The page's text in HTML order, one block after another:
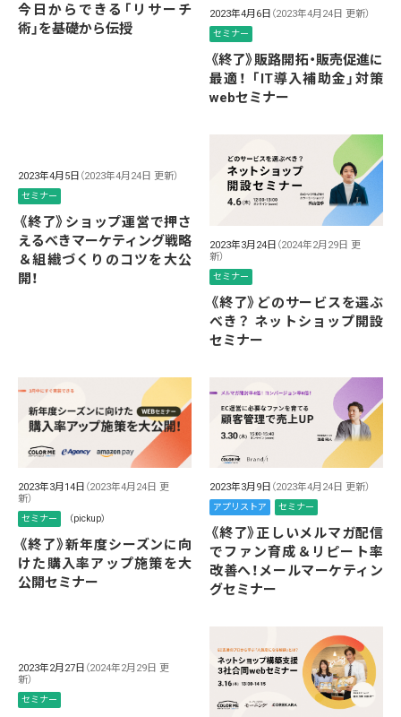
今日からできる「リサーチ
術」を基礎から伝授
2023年4月6日 （2023年4月24日 更新）
セミナー
《終了》販路開拓・販売促進に
最適！ 「IT導入補助金」対策
webセミナー
2023年4月5日 （2023年4月24日 更新）
セミナー
《終了》ショップ運営で押さ
えるべきマーケティング戦略
＆組織づくりのコツを大公
開！
2023年3月24日 （2024年2月29日 更
新）
セミナー
《終了》どのサービスを選ぶ
べき？ ネットショップ開設
セミナー
2023年3月14日 （2023年4月24日 更
新）
セミナー （pickup）
《終了》新年度シーズンに向
けた購入率アップ施策を大
公開セミナー
2023年3月9日 （2023年4月24日 更新）
アプリストア セミナー
《終了》正しいメルマガ配信
でファン育成＆リピート率
改善へ！メールマーケティン
グセミナー
2023年2月27日 （2024年2月29日 更
新）
セミナー